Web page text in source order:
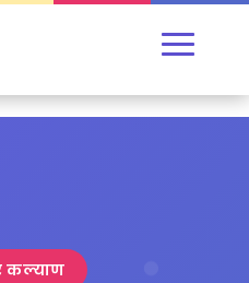
कल्याण